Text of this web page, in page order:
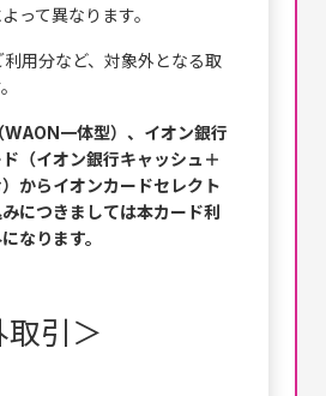
って異なります。
用分など、対象外となる取
WAON一体型）、イオン銀行
（イオン銀行キャッシュ＋
からイオンカードセレクト
につきましては本カード利
なります。
取引＞